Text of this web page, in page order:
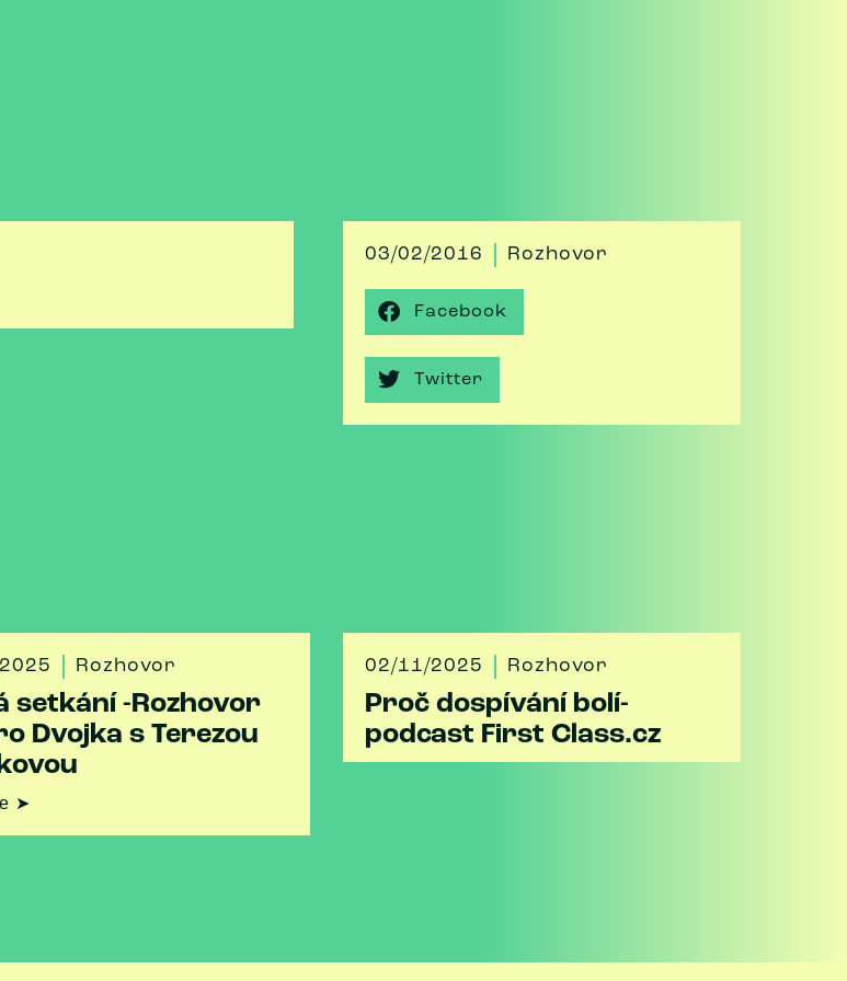
03/02/2016 Rozhovor
Facebook
Twitter
Rozhovor
setkání -Rozhovor
Dvojka s Terezou
➤
02/11/2025 Rozhovor
Proč dospívání bolí-
podcast First Class.cz